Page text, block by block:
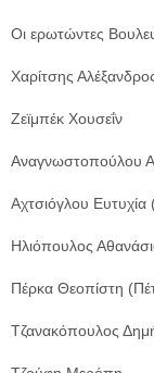
Οι ερωτώντες
Χαρίτσης
Ζεϊμπέκ Χουσεΐν
Αναγνωστοπούλου
Αχτσιόγλου
Ηλιόπουλος
Πέρκα Θεοπίστη
Τζανακόπουλος